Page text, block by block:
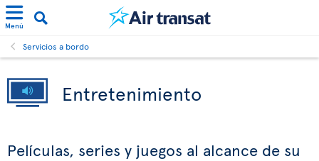
Menú
Servicios a bordo
Entretenimiento
Películas, series y juegos al alcance de su